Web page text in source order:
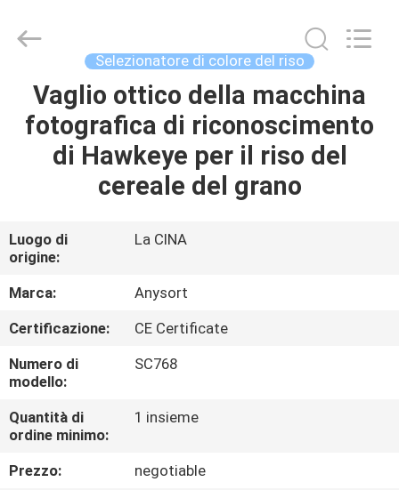
CASA
PRODOTTI
NOI
GIRO
DELLA
FABBRICA
CONTROLLO
DI
QUALITÀ
Optoelectronic
Technology
Reserved.
Selezionatore di colore del riso
Vaglio ottico della macchina
fotografica di riconoscimento
di Hawkeye per il riso del
cereale del grano
Luogo di
origine:
La CINA
Marca:
Anysort
Certificazione:
CE Certificate
Numero di
modello:
SC768
Quantità di
ordine minimo:
1 insieme
Prezzo:
negotiable